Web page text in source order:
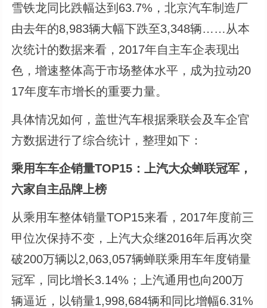
雪铁龙同比跌幅达到63.7%，北京汽车制造厂
由去年的8,983辆大幅下跌至3,348辆……从本
次统计的数据来看，2017年自主车企表现出
色，增速整体高于市场整体水平，成为拉动20
17年度车市增长的重要力量。
具体情况如何，盖世汽车根据乘联会及车企官
方数据进行了综合统计，整理如下：
乘用车车企销量TOP15：上汽大众蝉联冠军，
六家自主品牌上榜
从乘用车整体销量TOP15来看，2017年度前三
甲位次保持不变，上汽大众继2016年后再次突
破200万辆以2,063,057辆蝉联乘用车年度销量
冠军，同比增长3.14%；上汽通用也向200万
辆逼近，以销量1,998,684辆和同比增幅6.31%